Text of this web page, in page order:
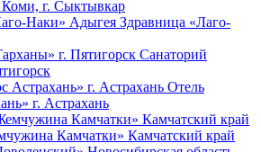
г. Сыктывкар
Здравница «Лаго-
Санаторий
Отель
г. Астрахань
Камчатки» Камчатский край